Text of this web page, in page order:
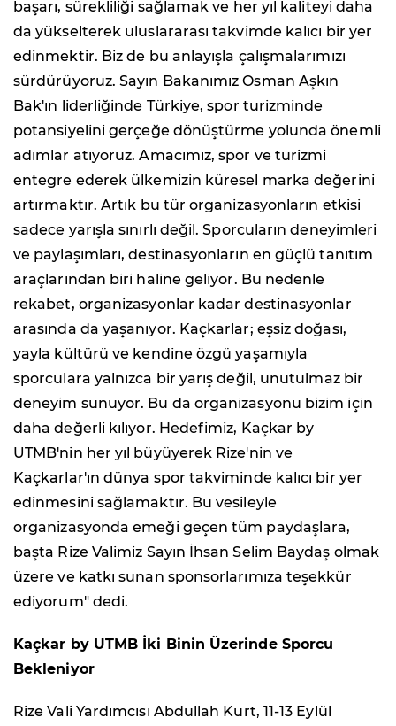
başarı, sürekliliği sağlamak ve her yıl kaliteyi daha
da yükselterek uluslararası takvimde kalıcı bir yer
edinmektir. Biz de bu anlayışla çalışmalarımızı
sürdürüyoruz. Sayın Bakanımız Osman Aşkın
Bak'ın liderliğinde Türkiye, spor turizminde
potansiyelini gerçeğe dönüştürme yolunda önemli
adımlar atıyoruz. Amacımız, spor ve turizmi
entegre ederek ülkemizin küresel marka değerini
artırmaktır. Artık bu tür organizasyonların etkisi
sadece yarışla sınırlı değil. Sporcuların deneyimleri
ve paylaşımları, destinasyonların en güçlü tanıtım
araçlarından biri haline geliyor. Bu nedenle
rekabet, organizasyonlar kadar destinasyonlar
arasında da yaşanıyor. Kaçkarlar; eşsiz doğası,
yayla kültürü ve kendine özgü yaşamıyla
sporculara yalnızca bir yarış değil, unutulmaz bir
deneyim sunuyor. Bu da organizasyonu bizim için
daha değerli kılıyor. Hedefimiz, Kaçkar by
UTMB'nin her yıl büyüyerek Rize'nin ve
Kaçkarlar'ın dünya spor takviminde kalıcı bir yer
edinmesini sağlamaktır. Bu vesileyle
organizasyonda emeği geçen tüm paydaşlara,
başta Rize Valimiz Sayın İhsan Selim Baydaş olmak
üzere ve katkı sunan sponsorlarımıza teşekkür
ediyorum" dedi.
Kaçkar by UTMB İki Binin Üzerinde Sporcu
Bekleniyor
Rize Vali Yardımcısı Abdullah Kurt, 11-13 Eylül